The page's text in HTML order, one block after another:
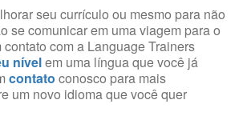
seu currículo ou mesmo para não
se comunicar em uma viagem para o
contato com a Language Trainers
nívelem uma língua que você já
contato conosco para mais
um novo idioma que você quer